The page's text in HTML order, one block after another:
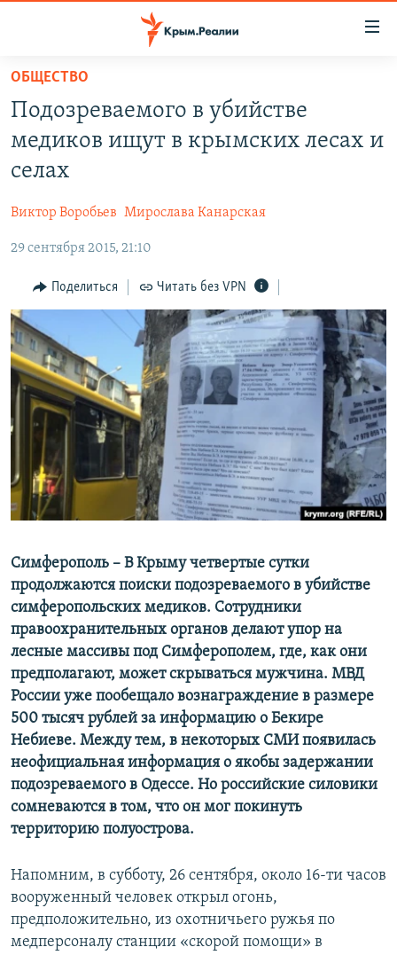
Вернуться
основному
содержанию
главной
навигации
Вернутся
поиску
СПЕЦПРОЕКТЫ
11 ЛЕТ ОККУПАЦИИ КРЫМА. 11 ИСТОРИЙ СОПРОТИВЛЕНИЯ
ЕЩЕ
ИНТЕРАКТИВ
ИНФОГРАФИКА
ТЕЛЕПРОЕКТ КРЫМ.РЕАЛИИ
СОВЕТЫ ПРАВОЗАЩИТНИКОВ
ПРОПАВШИЕ БЕЗ ВЕСТИ
ПОБЕДИТЕЛЕЙ НЕ СУДЯТ?
КРЫМ.НЕПОКОРЕННЫЙ
ELIFBE
УКРАИНСКАЯ ПРОБЛЕМА КРЫМА
РАДІО СВОБОДА
КАК ОБОЙТИ БЛОКИРОВКУ
Українською
Qırımtatar
ПРИСОЕДИНЯЙТЕСЬ!
ОБЩЕСТВО
Подозреваемого в убийстве
медиков ищут в крымских лесах и
селах
Виктор Воробьев Мирослава Канарская
29 сентября 2015, 21:10
Поделиться Читать без VPN
Симферополь – В Крыму четвертые сутки
продолжаются поиски подозреваемого в убийстве
симферопольских медиков. Сотрудники
правоохранительных органов делают упор на
лесные массивы под Симферополем, где, как они
предполагают, может скрываться мужчина. МВД
России уже пообещало вознаграждение в размере
500 тысяч рублей за информацию о Бекире
Небиеве. Между тем, в некоторых СМИ появилась
неофициальная информация о якобы задержании
подозреваемого в Одессе. Но российские силовики
сомневаются в том, что он мог покинуть
территорию полуострова.
Напомним, в субботу, 26 сентября, около 16-ти часов
вооруженный человек открыл огонь,
предположительно, из охотничьего ружья по
медперсоналу станции «скорой помощи» в